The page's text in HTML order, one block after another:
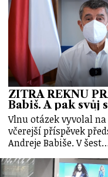
ZÍTRA ŘEKNU
Babiš. A pak svůj
Vlnu otázek vyvolal
včerejší příspěvek
Andreje Babiše. V